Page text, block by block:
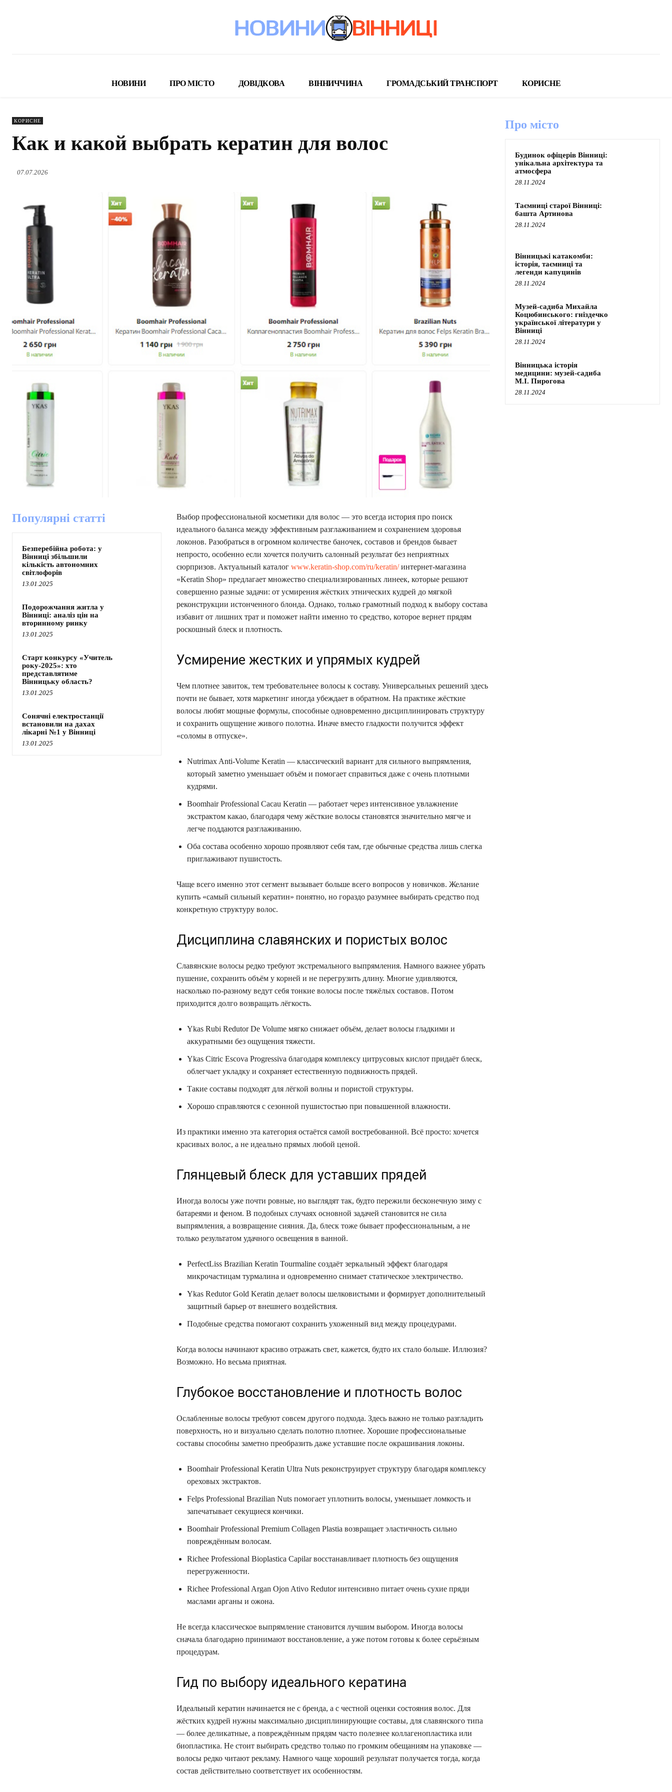
НОВИНИ ПРО МІСТО ДОВІДКОВА ВІННИЧЧИНА ГРОМАДСЬКИЙ ТРАНСПОРТ КОРИСНЕ
КОРИСНЕ
Как и какой выбрать кератин для волос
07.07.2026
Популярні статті
Безперебійна робота: у
Вінниці збільшили
кількість автономних
світлофорів
13.01.2025
Подорожчання житла у
Вінниці: аналіз цін на
вторинному ринку
13.01.2025
Старт конкурсу «Учитель
року-2025»: хто
представлятиме
Вінницьку область?
13.01.2025
Сонячні електростанції
встановили на дахах
лікарні №1 у Вінниці
13.01.2025
Выбор профессиональной косметики для волос — это всегда история про поиск
идеального баланса между эффективным разглаживанием и сохранением здоровья
локонов. Разобраться в огромном количестве баночек, составов и брендов бывает
непросто, особенно если хочется получить салонный результат без неприятных
сюрпризов. Актуальный каталог www.keratin-shop.com/ru/keratin/интернет-магазина
«Keratin Shop» предлагает множество специализированных линеек, которые решают
совершенно разные задачи: от усмирения жёстких этнических кудрей до мягкой
реконструкции истонченного блонда. Однако, только грамотный подход к выбору состава
избавит от лишних трат и поможет найти именно то средство, которое вернет прядям
роскошный блеск и плотность.
Усмирение жестких и упрямых кудрей
Чем плотнее завиток, тем требовательнее волосы к составу. Универсальных решений здесь
почти не бывает, хотя маркетинг иногда убеждает в обратном. На практике жёсткие
волосы любят мощные формулы, способные одновременно дисциплинировать структуру
и сохранить ощущение живого полотна. Иначе вместо гладкости получится эффект
«соломы в отпуске».
Nutrimax Anti-Volume Keratin — классический вариант для сильного выпрямления,
который заметно уменьшает объём и помогает справиться даже с очень плотными
кудрями.
Boomhair Professional Cacau Keratin — работает через интенсивное увлажнение
экстрактом какао, благодаря чему жёсткие волосы становятся значительно мягче и
легче поддаются разглаживанию.
Оба состава особенно хорошо проявляют себя там, где обычные средства лишь слегка
приглаживают пушистость.
Чаще всего именно этот сегмент вызывает больше всего вопросов у новичков. Желание
купить «самый сильный кератин» понятно, но гораздо разумнее выбирать средство под
конкретную структуру волос.
Дисциплина славянских и пористых волос
Славянские волосы редко требуют экстремального выпрямления. Намного важнее убрать
пушение, сохранить объём у корней и не перегрузить длину. Многие удивляются,
насколько по-разному ведут себя тонкие волосы после тяжёлых составов. Потом
приходится долго возвращать лёгкость.
Ykas Rubi Redutor De Volume мягко снижает объём, делает волосы гладкими и
аккуратными без ощущения тяжести.
Ykas Citric Escova Progressiva благодаря комплексу цитрусовых кислот придаёт блеск,
облегчает укладку и сохраняет естественную подвижность прядей.
Такие составы подходят для лёгкой волны и пористой структуры.
Хорошо справляются с сезонной пушистостью при повышенной влажности.
Из практики именно эта категория остаётся самой востребованной. Всё просто: хочется
красивых волос, а не идеально прямых любой ценой.
Глянцевый блеск для уставших прядей
Иногда волосы уже почти ровные, но выглядят так, будто пережили бесконечную зиму с
батареями и феном. В подобных случаях основной задачей становится не сила
выпрямления, а возвращение сияния. Да, блеск тоже бывает профессиональным, а не
только результатом удачного освещения в ванной.
PerfectLiss Brazilian Keratin Tourmaline создаёт зеркальный эффект благодаря
микрочастицам турмалина и одновременно снимает статическое электричество.
Ykas Redutor Gold Keratin делает волосы шелковистыми и формирует дополнительный
защитный барьер от внешнего воздействия.
Подобные средства помогают сохранить ухоженный вид между процедурами.
Когда волосы начинают красиво отражать свет, кажется, будто их стало больше. Иллюзия?
Возможно. Но весьма приятная.
Глубокое восстановление и плотность волос
Ослабленные волосы требуют совсем другого подхода. Здесь важно не только разгладить
поверхность, но и визуально сделать полотно плотнее. Хорошие профессиональные
составы способны заметно преобразить даже уставшие после окрашивания локоны.
Boomhair Professional Keratin Ultra Nuts реконструирует структуру благодаря комплексу
ореховых экстрактов.
Felps Professional Brazilian Nuts помогает уплотнить волосы, уменьшает ломкость и
запечатывает секущиеся кончики.
Boomhair Professional Premium Collagen Plastia возвращает эластичность сильно
повреждённым волосам.
Richee Professional Bioplastica Capilar восстанавливает плотность без ощущения
перегруженности.
Richee Professional Argan Ojon Ativo Redutor интенсивно питает очень сухие пряди
маслами арганы и ожона.
Не всегда классическое выпрямление становится лучшим выбором. Иногда волосы
сначала благодарно принимают восстановление, а уже потом готовы к более серьёзным
процедурам.
Гид по выбору идеального кератина
Идеальный кератин начинается не с бренда, а с честной оценки состояния волос. Для
жёстких кудрей нужны максимально дисциплинирующие составы, для славянского типа
— более деликатные, а повреждённым прядям часто полезнее коллагенопластика или
биопластика. Не стоит выбирать средство только по громким обещаниям на упаковке —
волосы редко читают рекламу. Намного чаще хороший результат получается тогда, когда
состав действительно соответствует их особенностям.
Про місто
Будинок офіцерів Вінниці:
унікальна архітектура та
атмосфера
28.11.2024
Таємниці старої Вінниці:
башта Артинова
28.11.2024
Вінницькі катакомби:
історія, таємниці та
легенди капуцинів
28.11.2024
Музей-садиба Михайла
Коцюбинського: гніздечко
української літератури у
Вінниці
28.11.2024
Вінницька історія
медицини: музей-садиба
М.І. Пирогова
28.11.2024